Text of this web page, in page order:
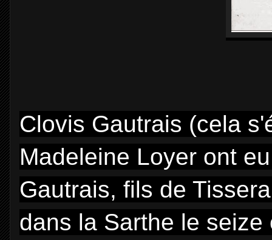
Clovis Gautrais (cela
Madeleine Loyer ont
Gautrais, fils de
dans la Sarthe le seize